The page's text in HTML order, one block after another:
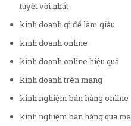
tuyệt vời nhất
kinh doanh gì để làm giàu
kinh doanh online
kinh doanh online hiệu quả
kinh doanh trên mạng
kinh nghiệm bán hàng online
kinh nghiệm bán hàng qua